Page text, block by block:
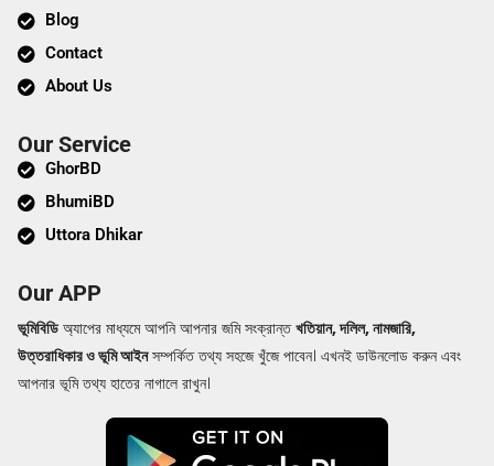
Blog
Contact
About Us
Our Service
GhorBD
BhumiBD
Uttora Dhikar
Our APP
ভূমিবিডিঅ্যাপের মাধ্যমে আপনি আপনার জমি সংক্রান্তখতিয়ান, দলিল, নামজারি,
উত্তরাধিকার ও ভূমি আইনসম্পর্কিত তথ্য সহজে খুঁজে পাবেন। এখনই ডাউনলোড করুন এবং
আপনার ভূমি তথ্য হাতের নাগালে রাখুন।